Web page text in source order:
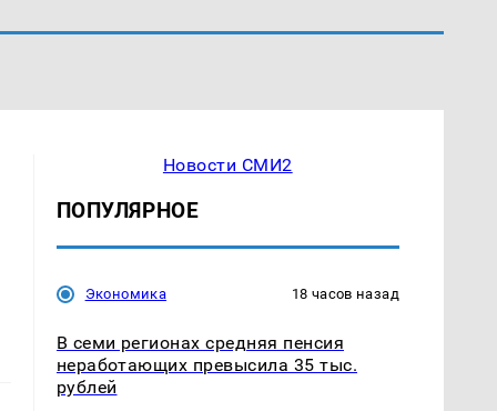
Новости СМИ2
ПОПУЛЯРНОЕ
Экономика 18 часов назад
В семи регионах средняя пенсия
неработающих превысила 35 тыс.
рублей